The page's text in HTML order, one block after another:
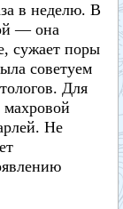
в неделю. В
— она
сужает поры
советуем
Для
махровой
Не